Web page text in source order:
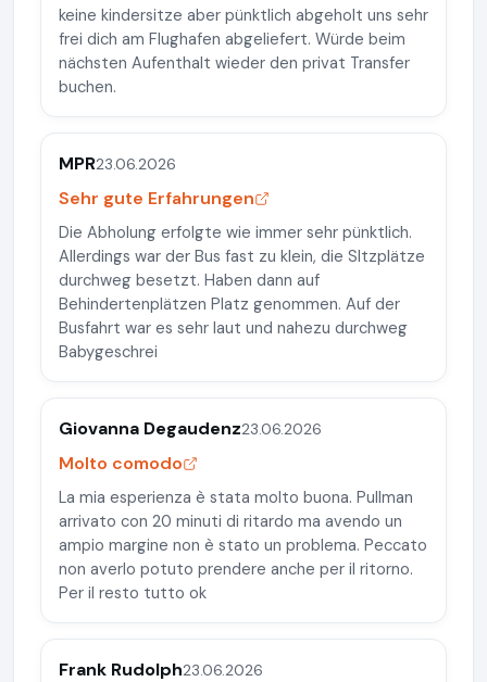
keine kindersitze aber pünktlich abgeholt uns sehr
frei dich am Flughafen abgeliefert. Würde beim
nächsten Aufenthalt wieder den privat Transfer
buchen.
MPR23.06.2026
Sehr gute Erfahrungen
Die Abholung erfolgte wie immer sehr pünktlich.
Allerdings war der Bus fast zu klein, die SItzplätze
durchweg besetzt. Haben dann auf
Behindertenplätzen Platz genommen. Auf der
Busfahrt war es sehr laut und nahezu durchweg
Babygeschrei
Giovanna Degaudenz23.06.2026
Molto comodo
La mia esperienza è stata molto buona. Pullman
arrivato con 20 minuti di ritardo ma avendo un
ampio margine non è stato un problema. Peccato
non averlo potuto prendere anche per il ritorno.
Per il resto tutto ok
Frank Rudolph23.06.2026